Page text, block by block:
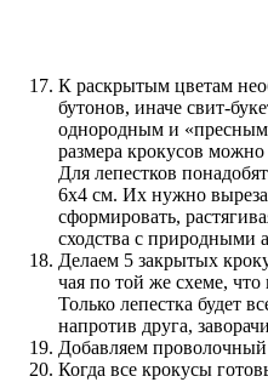
К раскрытым цветам
бутонов, иначе свит-
однородным и
размера крокусов можно
Для лепестков
6х4 см. Их нужно
сформировать,
сходства с природными
Делаем 5 закрытых
чая по той же схеме,
Только лепестка будет
напротив друга,
Добавляем
Когда все крокусы